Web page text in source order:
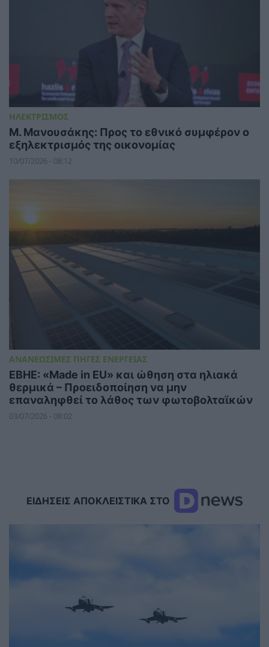
ΗΛΕΚΤΡΙΣΜΟΣ
Μ. Μανουσάκης: Προς το εθνικό συμφέρον ο
εξηλεκτρισμός της οικονομίας
10/07/2026 - 08:12
ΑΝΑΝΕΩΣΙΜΕΣ ΠΗΓΕΣ ΕΝΕΡΓΕΙΑΣ
ΕΒΗΕ: «Made in EU» και ώθηση στα ηλιακά
θερμικά – Προειδοποίηση να μην
επαναληφθεί το λάθος των φωτοβολταϊκών
03/07/2026 - 08:02
ΕΙΔΗΣΕΙΣ ΑΠΟΚΛΕΙΣΤΙΚΑ ΣΤΟ